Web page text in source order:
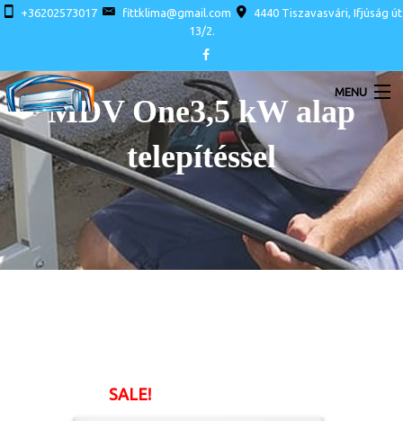
+36202573017 fittklima@gmail.com
4440 Tiszavasvári, Ifjúság út
13/2.
MENU
LAKOSSÁGI LÉGKONDÍCIONÁLÓK
INVERTERES KLÍMA AKCIÓ SZERELÉSSEL
MDV One3,5 kW alap
telepítéssel
SALE!